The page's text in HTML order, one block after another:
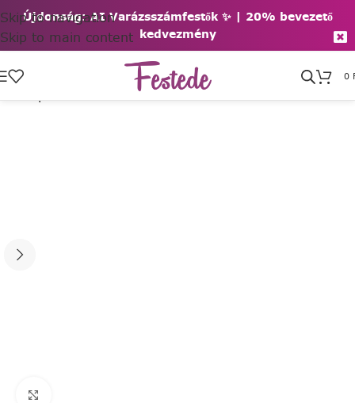
Újdonság: AI Varázsszámfestők ✨ | 20% bevezető
kedvezmény
Skip to navigation
Skip to main content
0